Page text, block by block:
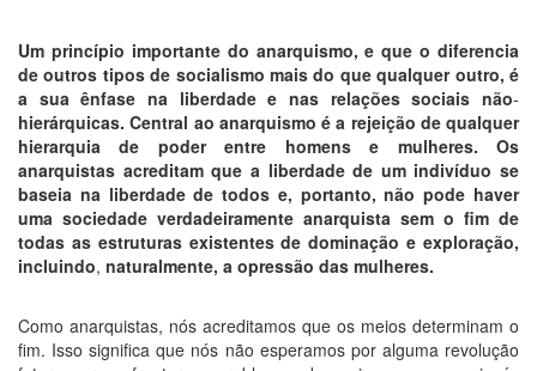
Um princípio importante do anarquismo, e que o diferencia
de outros tipos de socialismo mais do que qualquer outro, é
a sua ênfase na liberdade e nas relações sociais não-
hierárquicas. Central ao anarquismo é a rejeição de qualquer
hierarquia
de poder entre homens e mulheres.
Os
anarquistas acreditam que a liberdade de um indivíduo se
baseia na liberdade de todos e, portanto, não pode haver
uma sociedade verdadeiramente anarquista sem o fim de
todas as estruturas existentes de dominação e exploração,
incluindo, naturalmente, a opressão das mulheres.
Como anarquistas, nós acreditamos que os meios determinam o
fim. Isso significa que nós não esperamos por alguma revolução